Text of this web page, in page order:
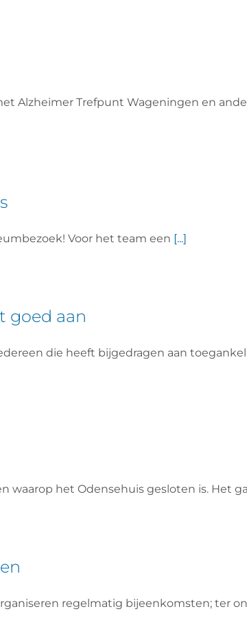
Alzheimer Trefpunt Wageningen en
Voor het team een [...]
goed aan
die heeft bijgedragen aan
het Odensehuis gesloten is. Het
regelmatig bijeenkomsten; ter